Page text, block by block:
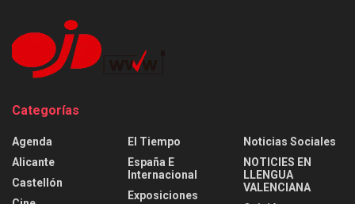
Categorías
Agenda
Alicante
Castellón
El Tiempo
España E
Internacional
Exposiciones
Noticias Sociales
NOTICIES EN
LLENGUA
VALENCIANA